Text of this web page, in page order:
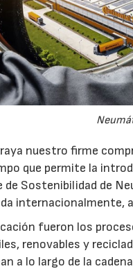
nuestro firme
que permite la
de Sostenibilidad de
internacionalmente,
fueron los
renovables y
a lo largo de la